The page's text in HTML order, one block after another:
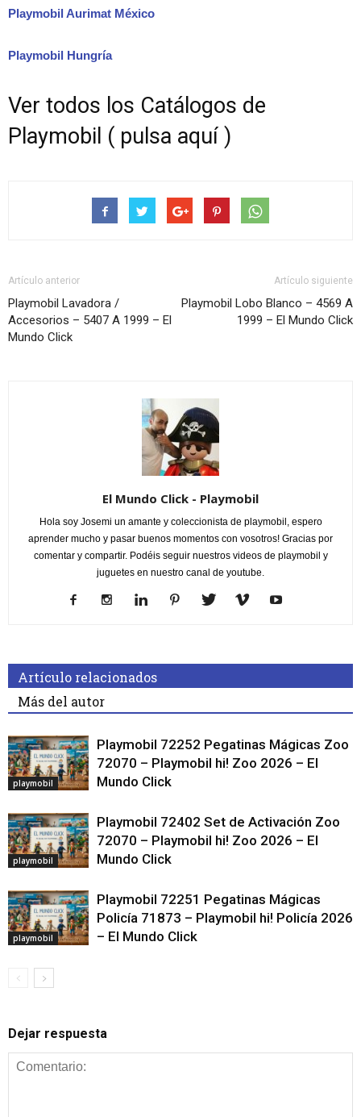
Playmobil Aurimat México
Playmobil Hungría
Ver todos los Catálogos de
Playmobil ( pulsa aquí )
Artículo anterior
Playmobil Lavadora /
Accesorios – 5407 A 1999 – El
Mundo Click
Artículo siguiente
Playmobil Lobo Blanco – 4569 A
1999 – El Mundo Click
El Mundo Click - Playmobil
Hola soy Josemi un amante y coleccionista de playmobil, espero
aprender mucho y pasar buenos momentos con vosotros! Gracias por
comentar y compartir. Podéis seguir nuestros videos de playmobil y
juguetes en nuestro canal de youtube.
Artículo relacionados
Más del autor
playmobil
Playmobil 72252 Pegatinas Mágicas Zoo
72070 – Playmobil hi! Zoo 2026 – El
Mundo Click
playmobil
Playmobil 72402 Set de Activación Zoo
72070 – Playmobil hi! Zoo 2026 – El
Mundo Click
playmobil
Playmobil 72251 Pegatinas Mágicas
Policía 71873 – Playmobil hi! Policía 2026
– El Mundo Click
Dejar respuesta